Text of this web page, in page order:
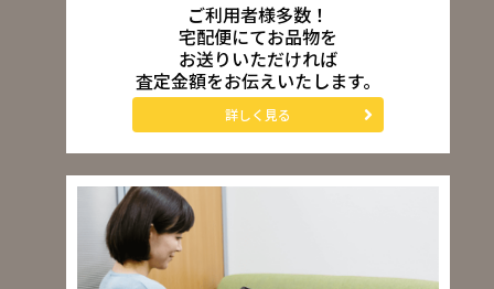
ご利用者様多数！
宅配便にてお品物を
お送りいただければ
査定金額をお伝えいたします。
詳しく見る